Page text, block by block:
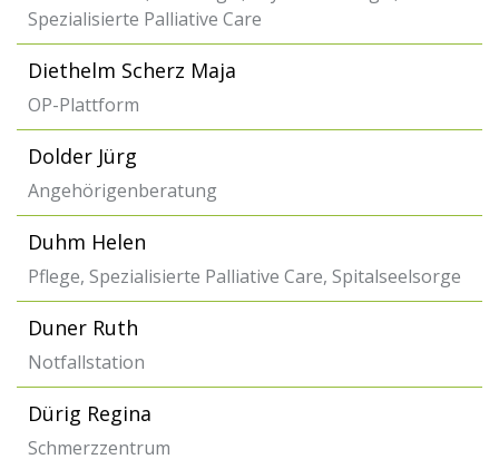
Spezialisierte Palliative Care
Diethelm Scherz Maja
OP-Plattform
Dolder Jürg
Angehörigenberatung
Duhm Helen
Pflege, Spezialisierte Palliative Care, Spitalseelsorge
Duner Ruth
Notfallstation
Dürig Regina
Schmerzzentrum